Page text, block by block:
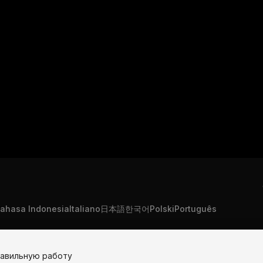
IndonesiaItaliano日本語한국어PolskiPortuguês
работу